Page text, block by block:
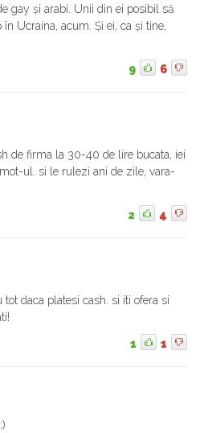
gay și arabi. Unii din ei posibil să
Ucraina, acum. Și ei, ca și tine,
9 6
de firma la 30-40 de lire bucata, iei
ul. si le rulezi ani de zile, vara-
2 4
daca platesi cash. si iti ofera si
1 1